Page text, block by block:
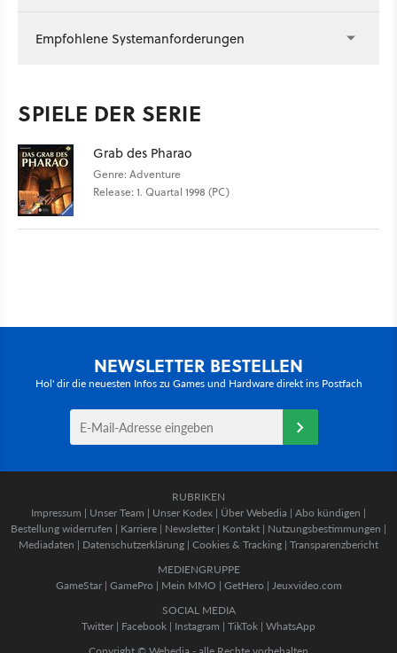
Empfohlene Systemanforderungen
SPIELE DER SERIE
Grab des Pharao
Genre: Adventure
Release: 1. Quartal 1998 (PC)
NEWSLETTER BESTELLEN
Hol' dir die neuesten Infos zu Games und Hardware direkt ins Postfach
RUBRIKEN
Impressum | Unser Team | Unser Kodex | Über Webedia | Abo kündigen |
Bestellung widerrufen | Karriere | Newsletter | Kontakt | Nutzungsbestimmungen |
Mediadaten | Datenschutzerklärung | Cookies & Tracking | Transparenzbericht
MEDIENGRUPPE
GameStar| GamePro | Mein MMO | GetHero | Jeuxvideo.com
SOCIAL MEDIA
Twitter | Facebook | Instagram | TikTok | WhatsApp